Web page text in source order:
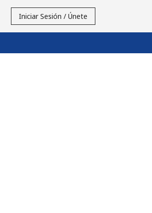
Iniciar Sesión / Únete